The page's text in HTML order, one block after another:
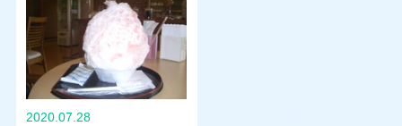
2020.07.28